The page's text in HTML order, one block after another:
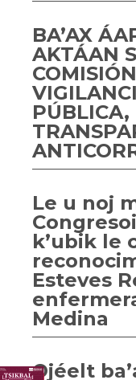
BA’AX
AKTÁAN
PÚBLICA,
Le u noj
k’ubik le
Esteves
Medina
Ojéelt